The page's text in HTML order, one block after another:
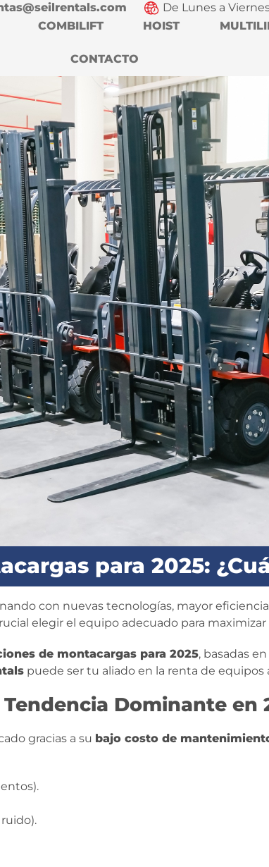
De Lunes a
COMBILIFT HOIST
CONTACTO
para 2025:
con nuevas tecnologías, mayor
elegir el equipo adecuado para
de montacargas para 2025, basadas
puede ser tu aliado en la renta de equipos
Dominante en
gracias a su bajo costo de